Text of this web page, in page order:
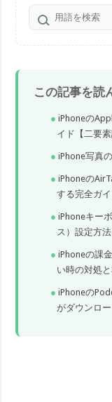
この記事を読
iPhoneの
イド【二要
iPhone写真
iPhoneの
する完全ガ
iPhoneキー
ス）設定方法
iPhoneの課
い時の対処
iPhoneの
がダウンロ